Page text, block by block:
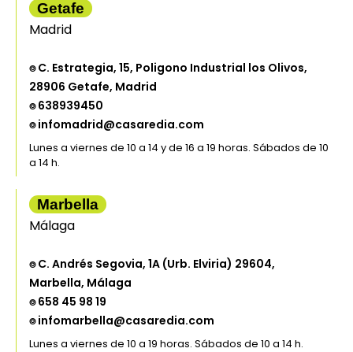
Getafe
Madrid
⌾ C. Estrategia, 15, Poligono Industrial los Olivos,
28906 Getafe, Madrid
⌾ 638939450
⌾ infomadrid@casaredia.com
Lunes a viernes de 10 a 14 y de 16 a 19 horas. Sábados de 10
a 14 h.
Marbella
Málaga
⌾ C. Andrés Segovia, 1A (Urb. Elviria) 29604,
Marbella, Málaga
⌾ 658 45 98 19
⌾ infomarbella@casaredia.com
Lunes a viernes de 10 a 19 horas. Sábados de 10 a 14 h.